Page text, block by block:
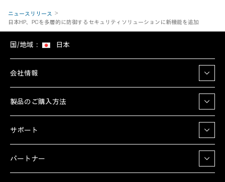
ニュースリリース
日本HP、PCを多層的に防御するセキュリティソリューションに新機能を追加
国/地域： 日本
会社情報
製品のご購入方法
サポート
パートナー